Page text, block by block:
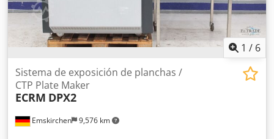
1 / 6
Emskirchen 9,576 km
Sistema de exposición de planchas /
CTP Plate Maker
ECRM DPX2